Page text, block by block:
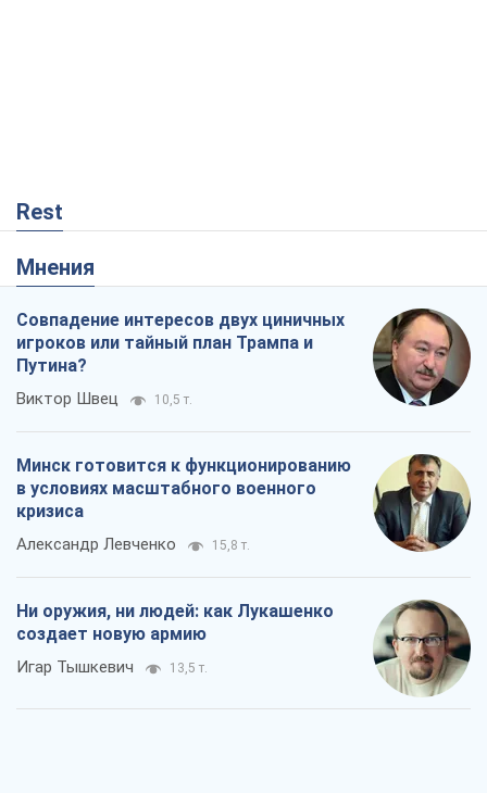
Rest
Мнения
Совпадение интересов двух циничных
игроков или тайный план Трампа и
Путина?
Виктор Швец 10,5 т.
Минск готовится к функционированию
в условиях масштабного военного
кризиса
Александр Левченко 15,8 т.
Ни оружия, ни людей: как Лукашенко
создает новую армию
Игар Тышкевич 13,5 т.